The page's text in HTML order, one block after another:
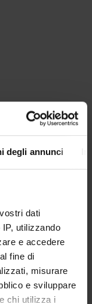
degli annunci
dati
utilizzando
e accedere
fine di
misurare
e sviluppare
chi utilizza i